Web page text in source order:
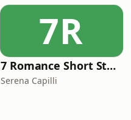
7R
7 Romance Short Stories in Italian (Graded Reader for Intermediate Learners (CEFR B1-B2)
Serena Capilli